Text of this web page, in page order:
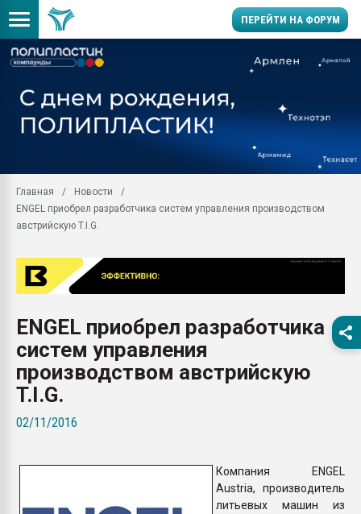
ПЕРЕЙТИ НА ФОРУМ
заводу пластмасс"
первый план в
28.07.2026
ситуацией на
Всё, что касается
Главная
Новости
ENGEL приобрел разработчика систем управления производством
австрийскую T.I.G.
ENGEL приобрел разработчика
систем управления
производством австрийскую
T.I.G.
02/11/2016
Компания ENGEL
Austria, производитель
литьевых машин из